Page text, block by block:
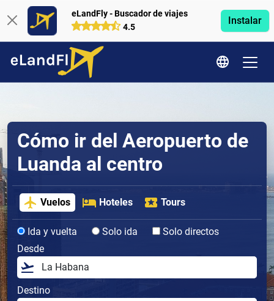
eLandFly - Buscador de viajes
4.5
Instalar
Cómo ir del Aeropuerto de
Luanda al centro
Vuelos Hoteles Tours
Ida y vuelta Solo ida
Solo directos
Desde
Destino